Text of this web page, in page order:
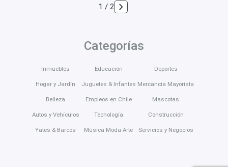
1 / 2
Categorías
Inmuebles
Hogar y Jardín
Belleza
Autos y Vehículos
Yates & Barcos
Educación
Juguetes & Infantes
Empleos en Chile
Tecnología
Música Moda Arte
Deportes
Mercancía Mayorista
Mascotas
Construcción
Servicios y Negocios